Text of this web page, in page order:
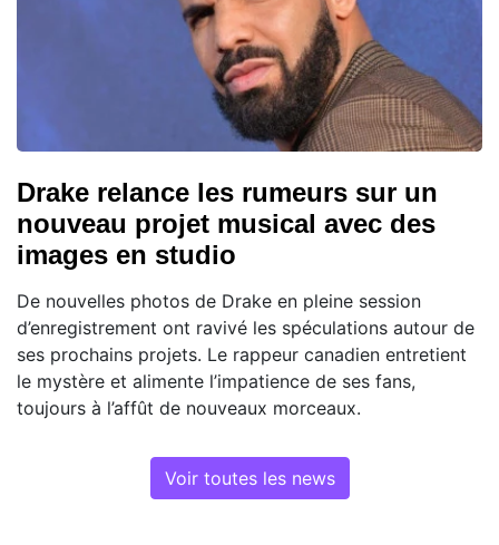
Drake relance les rumeurs sur un
nouveau projet musical avec des
images en studio
De nouvelles photos de Drake en pleine session
d’enregistrement ont ravivé les spéculations autour de
ses prochains projets. Le rappeur canadien entretient
le mystère et alimente l’impatience de ses fans,
toujours à l’affût de nouveaux morceaux.
Voir toutes les news